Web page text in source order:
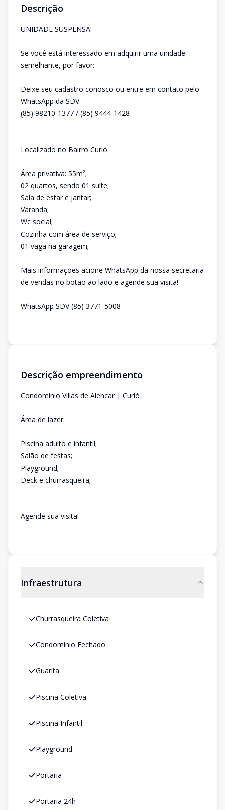
Descrição
UNIDADE SUSPENSA!
Se você está interessado em adquirir uma unidade
semelhante, por favor:
Deixe seu cadastro conosco ou entre em contato pelo
WhatsApp da SDV.
(85) 98210-1377 / (85) 9444-1428
Localizado no Bairro Curió
Área privativa: 55m²;
02 quartos, sendo 01 suíte;
Sala de estar e jantar;
Varanda;
Wc social;
Cozinha com área de serviço;
01 vaga na garagem;
Mais informações acione WhatsApp da nossa secretaria
de vendas no botão ao lado e agende sua visita!
WhatsApp SDV (85) 3771-5008
Descrição empreendimento
Condomínio Villas de Alencar | Curió
Área de lazer:
Piscina adulto e infantil;
Salão de festas;
Playground;
Deck e churrasqueira;
Agende sua visita!
Infraestrutura
Churrasqueira Coletiva
Condomínio Fechado
Guarita
Piscina Coletiva
Piscina Infantil
Playground
Portaria
Portaria 24h